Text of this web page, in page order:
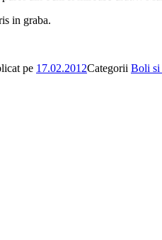
in graba.
pe 17.02.2012Categorii Boli si